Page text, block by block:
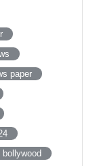
paper
bollywood